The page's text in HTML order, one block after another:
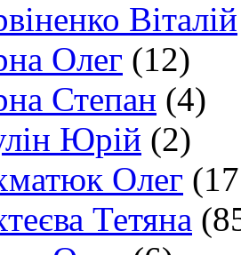
Віталій
Олег (12)
Степан (4)
Юрій (2)
Олег
Тетяна